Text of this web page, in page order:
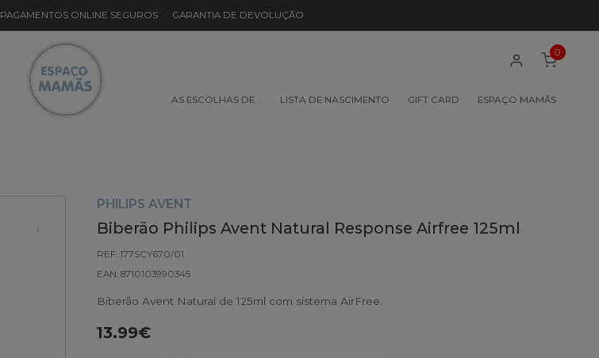
PAGAMENTOS ONLINE SEGUROS · GARANTIA DE DEVOLUÇÃO
AS ESCOLHAS DE… LISTA DE NASCIMENTO GIFT CARD ESPAÇO MAMÃS
0
PHILIPS AVENT
Biberão Philips Avent Natural Response Airfree 125ml
REF: 177SCY670/01
EAN: 8710103990345
Biberão Avent Natural de 125ml com sistema AirFree.
13.99€